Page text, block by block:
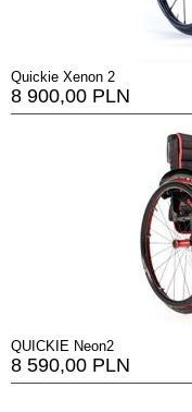
Quickie Xenon 2
8 900,00 PLN
QUICKIE Neon2
8 590,00 PLN